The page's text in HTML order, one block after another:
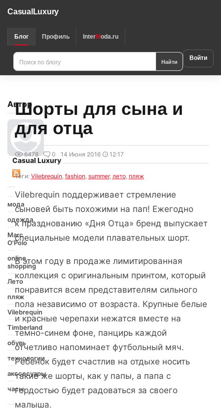
CasualLuxury
Блог Профиль InterModa.ru
Найти Войти
Автор
Casual Luxury
мода
одежда
Marc
O'Polo
online
shopping
Лето
пляж
Vilebrequin
Timberland
обувь
технологии
акссесуары
часы
Шорты для сына и
для отца
6478 0 14 Июня 2016 12:17
Теги: Vilebrequin, fashion, summer, лето, пляж
Vilebrequin поддерживает стремление
сыновей быть похожими на пап! Ежегодно
к празднованию «Дня Отца» бренд выпускает
специальные модели плавательных шорт.
В этом году в продаже лимитированная
коллекция с оригинальным принтом, который
понравится всем представителям сильного
пола независимо от возраста. Крупные белые
и красные черепахи нежатся вместе на
темно-синем фоне, панцирь каждой
отчетливо напоминает футбольный мяч.
Ребенок будет счастлив на отдыхе носить
такие же шорты, как у папы, а папа с
гордостью будет радоваться за своего
малыша.